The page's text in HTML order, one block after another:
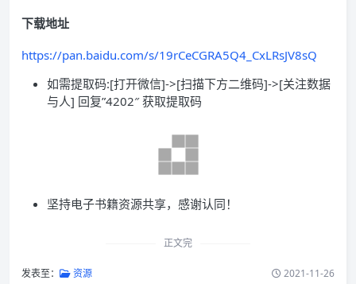
下载地址
https://pan.baidu.com/s/19rCeCGRA5Q4_CxLRsJV8sQ
如需提取码:[打开微信]->[扫描下方二维码]->[关注数据
与人] 回复”4202″ 获取提取码
坚持电子书籍资源共享，感谢认同！
正文完
发表至： 资源 2021-11-26